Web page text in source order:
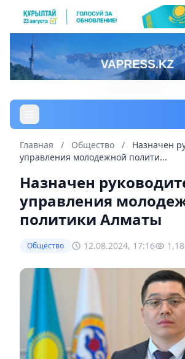
Главная / Общество /
Назначен
управления молодежной полити...
Назначен
управления
политики Алматы
Общество 12.08.2024, 17:16